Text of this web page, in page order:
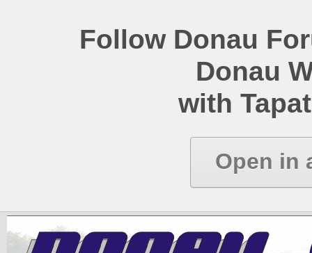
Follow Donau
Donau
with
Open in